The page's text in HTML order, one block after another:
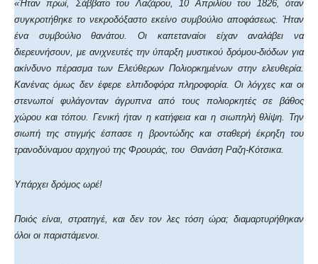
«Ήταν πρωί, Σάββατο του Λαζάρου, 10 Απριλίου του 1826, όταν
συγκροτήθηκε το νεκροδόξαστο εκείνο συμβούλιο αποφάσεως. Ήταν
ένα συμβούλιο θανάτου. Οι καπεταναίοι είχαν αναλάβει να
διερευνήσουν, με ανιχνευτές την ύπαρξη μυστικού δρόμου-διόδων για
ακίνδυνο πέρασμα των Ελεύθερων Πολιορκημένων στην ελευθερία.
Κανένας όμως δεν έφερε ελπιδοφόρα πληροφορία. Οι λόγχες και οι
στενωποί φυλάγονταν άγρυπνα από τους πολιορκητές σε βάθος
χώρου και τόπου. Γενική ήταν η κατήφεια και η σιωπηλή θλίψη. Την
σιωπή της στιγμής έσπασε η βροντώδης και σταθερή έκρηξη του
τρανοδύναμου αρχηγού της Φρουράς, του Θανάση Ραζη-Κότσικα.
Υπάρχει δρόμος ωρέ!
Ποιός είναι, στρατηγέ, και δεν τον λες τόση ώρα; διαμαρτυρήθηκαν
όλοι οι παριστάμενοι.